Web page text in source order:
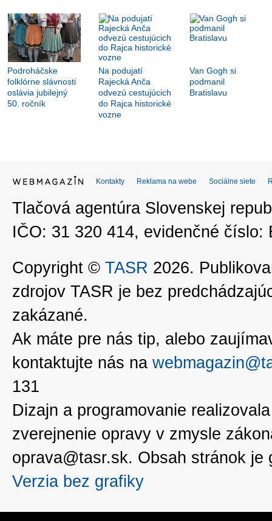
Podroháčske
folklórne slávnosti
oslávia jubilejný
50. ročník
Na podujatí
Rajecká Anča
odvezú cestujúcich
do Rajca historické
vozne
Van Gogh si
podmanil
Bratislavu
Kontakty Reklama na webe Sociálne siete
Tlačová agentúra Slovenskej
IČO: 31 320 414, evidenčné číslo:
Copyright © TASR 2026.
zdrojov TASR je bez
zakázané.
Ak máte pre nás tip, alebo
kontaktujte nás na
131
Dizajn a programovanie
zverejnenie opravy v zmysle
oprava@tasr.sk. Obsah stránok
Verzia bez grafiky